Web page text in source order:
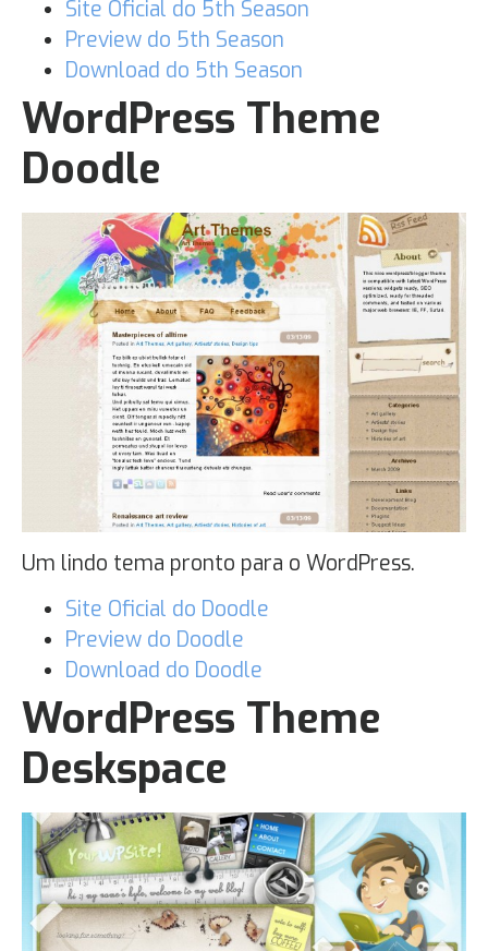
Site Oficial do 5th Season
Preview do 5th Season
Download do 5th Season
WordPress Theme
Doodle
Um lindo tema pronto para o WordPress.
Site Oficial do Doodle
Preview do Doodle
Download do Doodle
WordPress Theme
Deskspace